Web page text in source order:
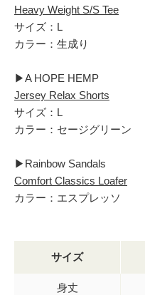
Heavy Weight S/S Tee
サイズ：L
カラー：生成り
▶︎A HOPE HEMP
Jersey Relax Shorts
サイズ：L
カラー：セージグリーン
▶︎Rainbow Sandals
Comfort Classics Loafer
カラー：エスプレッソ
サイズ
身丈